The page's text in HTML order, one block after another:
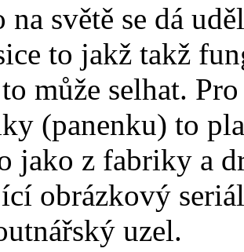
na světě se dá
to jakž takž
může selhat.
(panenku) to
jako z fabriky a
obrázkový
uzel.